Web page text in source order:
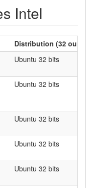
Intel
Distribution (32 ou 64
Ubuntu 32 bits
Ubuntu 32 bits
Ubuntu 32 bits
Ubuntu 32 bits
Ubuntu 32 bits